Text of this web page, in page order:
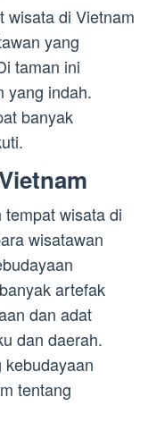
wisata di Vietnam
yang
taman ini
yang indah.
banyak
wisata di
wisatawan
artefak
dan adat
dan daerah.
kebudayaan
tentang